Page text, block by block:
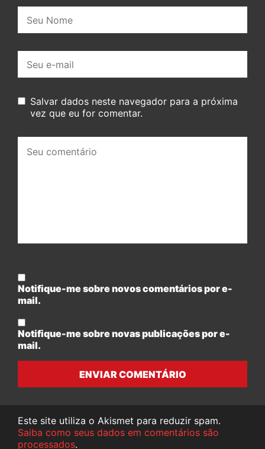
mail:
Salvar dados neste navegador para a próxima
vez que eu for comentar.
comentário:
Notifique-me sobre novos comentários por e-
mail.
Notifique-me sobre novas publicações por e-
mail.
ENVIAR COMENTÁRIO
Este site utiliza o Akismet para reduzir spam.
Saiba como seus dados em comentários são
processados.